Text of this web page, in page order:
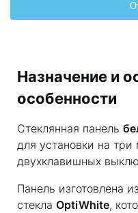
Назначение и
особенности
Стеклянная панель
для установки на
двухклавишных
Панель изготовлена
стекла OptiWhite,